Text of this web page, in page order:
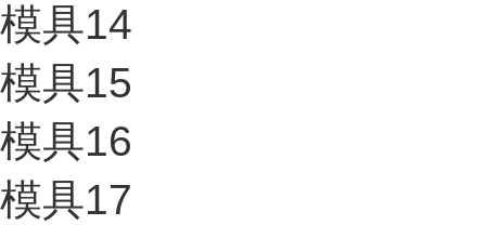
模具14
模具15
模具16
模具17